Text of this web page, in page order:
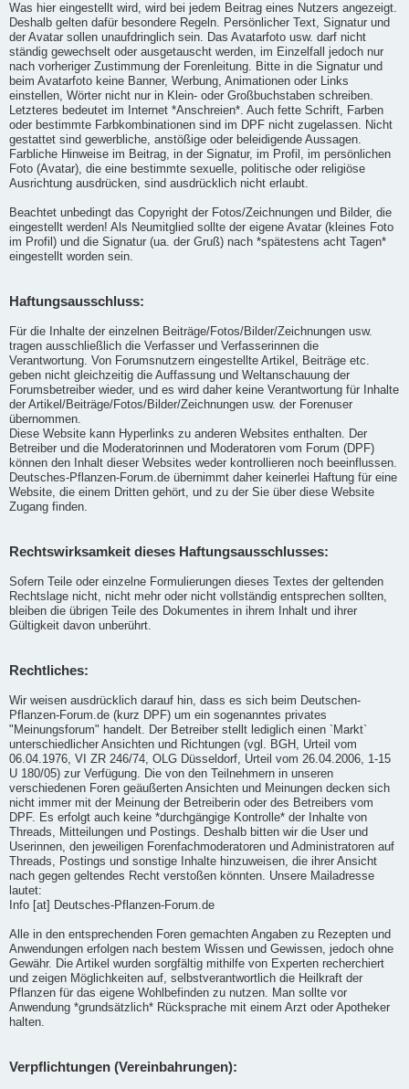
Was hier eingestellt wird, wird bei jedem Beitrag eines Nutzers angezeigt.
Deshalb gelten dafür besondere Regeln. Persönlicher Text, Signatur und
der Avatar sollen unaufdringlich sein. Das Avatarfoto usw. darf nicht
ständig gewechselt oder ausgetauscht werden, im Einzelfall jedoch nur
nach vorheriger Zustimmung der Forenleitung. Bitte in die Signatur und
beim Avatarfoto keine Banner, Werbung, Animationen oder Links
einstellen, Wörter nicht nur in Klein- oder Großbuchstaben schreiben.
Letzteres bedeutet im Internet *Anschreien*. Auch fette Schrift, Farben
oder bestimmte Farbkombinationen sind im DPF nicht zugelassen. Nicht
gestattet sind gewerbliche, anstößige oder beleidigende Aussagen.
Farbliche Hinweise im Beitrag, in der Signatur, im Profil, im persönlichen
Foto (Avatar), die eine bestimmte sexuelle, politische oder religiöse
Ausrichtung ausdrücken, sind ausdrücklich nicht erlaubt.
Beachtet unbedingt das Copyright der Fotos/Zeichnungen und Bilder, die
eingestellt werden! Als Neumitglied sollte der eigene Avatar (kleines Foto
im Profil) und die Signatur (ua. der Gruß) nach *spätestens acht Tagen*
eingestellt worden sein.
Haftungsausschluss:
Für die Inhalte der einzelnen Beiträge/Fotos/Bilder/Zeichnungen usw.
tragen ausschließlich die Verfasser und Verfasserinnen die
Verantwortung. Von Forumsnutzern eingestellte Artikel, Beiträge etc.
geben nicht gleichzeitig die Auffassung und Weltanschauung der
Forumsbetreiber wieder, und es wird daher keine Verantwortung für Inhalte
der Artikel/Beiträge/Fotos/Bilder/Zeichnungen usw. der Forenuser
übernommen.
Diese Website kann Hyperlinks zu anderen Websites enthalten. Der
Betreiber und die Moderatorinnen und Moderatoren vom Forum (DPF)
können den Inhalt dieser Websites weder kontrollieren noch beeinflussen.
Deutsches-Pflanzen-Forum.de übernimmt daher keinerlei Haftung für eine
Website, die einem Dritten gehört, und zu der Sie über diese Website
Zugang finden.
Rechtswirksamkeit dieses Haftungsausschlusses:
Sofern Teile oder einzelne Formulierungen dieses Textes der geltenden
Rechtslage nicht, nicht mehr oder nicht vollständig entsprechen sollten,
bleiben die übrigen Teile des Dokumentes in ihrem Inhalt und ihrer
Gültigkeit davon unberührt.
Rechtliches:
Wir weisen ausdrücklich darauf hin, dass es sich beim Deutschen-
Pflanzen-Forum.de (kurz DPF) um ein sogenanntes privates
"Meinungsforum" handelt. Der Betreiber stellt lediglich einen `Markt`
unterschiedlicher Ansichten und Richtungen (vgl. BGH, Urteil vom
06.04.1976, VI ZR 246/74, OLG Düsseldorf, Urteil vom 26.04.2006, 1-15
U 180/05) zur Verfügung. Die von den Teilnehmern in unseren
verschiedenen Foren geäußerten Ansichten und Meinungen decken sich
nicht immer mit der Meinung der Betreiberin oder des Betreibers vom
DPF. Es erfolgt auch keine *durchgängige Kontrolle* der Inhalte von
Threads, Mitteilungen und Postings. Deshalb bitten wir die User und
Userinnen, den jeweiligen Forenfachmoderatoren und Administratoren auf
Threads, Postings und sonstige Inhalte hinzuweisen, die ihrer Ansicht
nach gegen geltendes Recht verstoßen könnten. Unsere Mailadresse
lautet:
Info [at] Deutsches-Pflanzen-Forum.de
Alle in den entsprechenden Foren gemachten Angaben zu Rezepten und
Anwendungen erfolgen nach bestem Wissen und Gewissen, jedoch ohne
Gewähr. Die Artikel wurden sorgfältig mithilfe von Experten recherchiert
und zeigen Möglichkeiten auf, selbstverantwortlich die Heilkraft der
Pflanzen für das eigene Wohlbefinden zu nutzen. Man sollte vor
Anwendung *grundsätzlich* Rücksprache mit einem Arzt oder Apotheker
halten.
Verpflichtungen (Vereinbahrungen):